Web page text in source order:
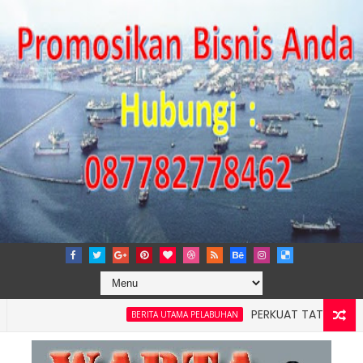
BERITA UTAMA PELABUHAN
PERKUAT TATA KELOLA
Pelindo Jasa Maritim Dengar Keluhan dan Kebutuhan